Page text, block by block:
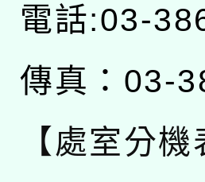
電話:03-
傳真：03-
【處室分機